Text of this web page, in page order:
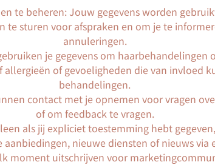
te beheren: Jouw gegevens worden
te sturen voor afspraken en om je te
annuleringen.
je gegevens om haarbehandelingen
allergieën of gevoeligheden die van invloed
behandelingen.
contact met je opnemen voor vragen
of om feedback te vragen.
als jij expliciet toestemming hebt
nieuwe diensten of nieuws via
moment uitschrijven voor